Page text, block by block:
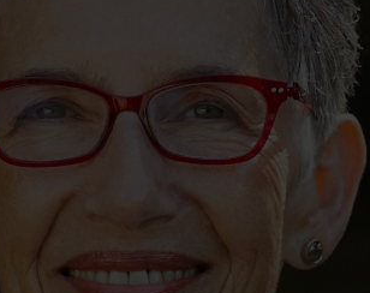
F&F
PÅ F&F
I F&F